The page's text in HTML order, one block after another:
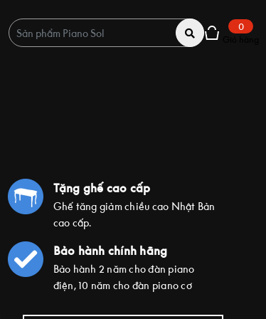
0
Tặng ghế cao cấp
Ghế tăng giảm chiều cao Nhật Bản
cao cấp.
Bảo hành chính hãng
Bảo hành 2 năm cho đàn piano
điện, 10 năm cho đàn piano cơ